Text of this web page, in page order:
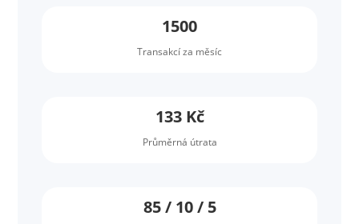
1500
Transakcí za měsíc
133 Kč
Průměrná útrata
85 / 10 / 5